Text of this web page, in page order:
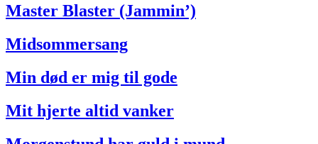
Master Blaster (Jammin’)
Midsommersang
Min død er mig til gode
Mit hjerte altid vanker